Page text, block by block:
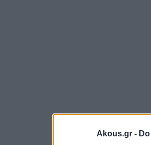
Akous.gr -